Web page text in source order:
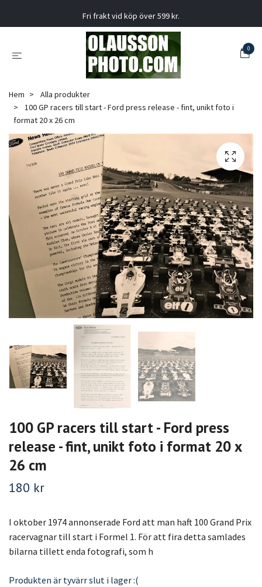
Fri frakt vid köp över 599 kr.
0
Hem
Alla produkter
100 GP racers till start - Ford press release - fint, unikt foto i
format 20 x 26 cm
100 GP racers till start - Ford press
release - fint, unikt foto i format 20 x
26 cm
180 kr
I oktober 1974 annonserade Ford att man haft 100 Grand Prix
racervagnar till start i Formel 1. För att fira detta samlades
bilarna tillett enda fotografi, som h
Produkten är tyvärr slut i lager :(